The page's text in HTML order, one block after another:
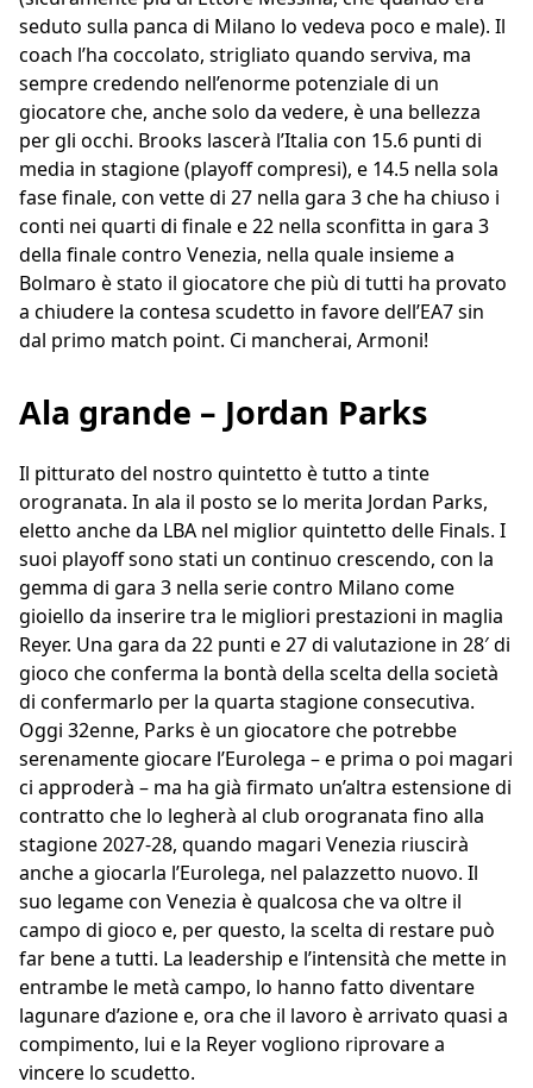
seduto sulla panca di Milano lo vedeva poco e male). Il
coach l’ha coccolato, strigliato quando serviva, ma
sempre credendo nell’enorme potenziale di un
giocatore che, anche solo da vedere, è una bellezza
per gli occhi. Brooks lascerà l’Italia con 15.6 punti di
media in stagione (playoff compresi), e 14.5 nella sola
fase finale, con vette di 27 nella gara 3 che ha chiuso i
conti nei quarti di finale e 22 nella sconfitta in gara 3
della finale contro Venezia, nella quale insieme a
Bolmaro è stato il giocatore che più di tutti ha provato
a chiudere la contesa scudetto in favore dell’EA7 sin
dal primo match point. Ci mancherai, Armoni!
Ala grande – Jordan Parks
Il pitturato del nostro quintetto è tutto a tinte
orogranata. In ala il posto se lo merita Jordan Parks,
eletto anche da LBA nel miglior quintetto delle Finals. I
suoi playoff sono stati un continuo crescendo, con la
gemma di gara 3 nella serie contro Milano come
gioiello da inserire tra le migliori prestazioni in maglia
Reyer. Una gara da 22 punti e 27 di valutazione in 28′ di
gioco che conferma la bontà della scelta della società
di confermarlo per la quarta stagione consecutiva.
Oggi 32enne, Parks è un giocatore che potrebbe
serenamente giocare l’Eurolega – e prima o poi magari
ci approderà – ma ha già firmato un’altra estensione di
contratto che lo legherà al club orogranata fino alla
stagione 2027-28, quando magari Venezia riuscirà
anche a giocarla l’Eurolega, nel palazzetto nuovo. Il
suo legame con Venezia è qualcosa che va oltre il
campo di gioco e, per questo, la scelta di restare può
far bene a tutti. La leadership e l’intensità che mette in
entrambe le metà campo, lo hanno fatto diventare
lagunare d’azione e, ora che il lavoro è arrivato quasi a
compimento, lui e la Reyer vogliono riprovare a
vincere lo scudetto.